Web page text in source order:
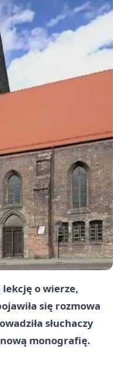
o wierze,
się rozmowa
słuchaczy
monografię.